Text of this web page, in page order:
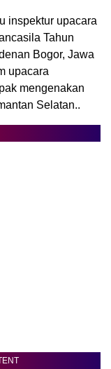
inspektur upacara
Tahun
Bogor, Jawa
upacara
mengenakan
Selatan..